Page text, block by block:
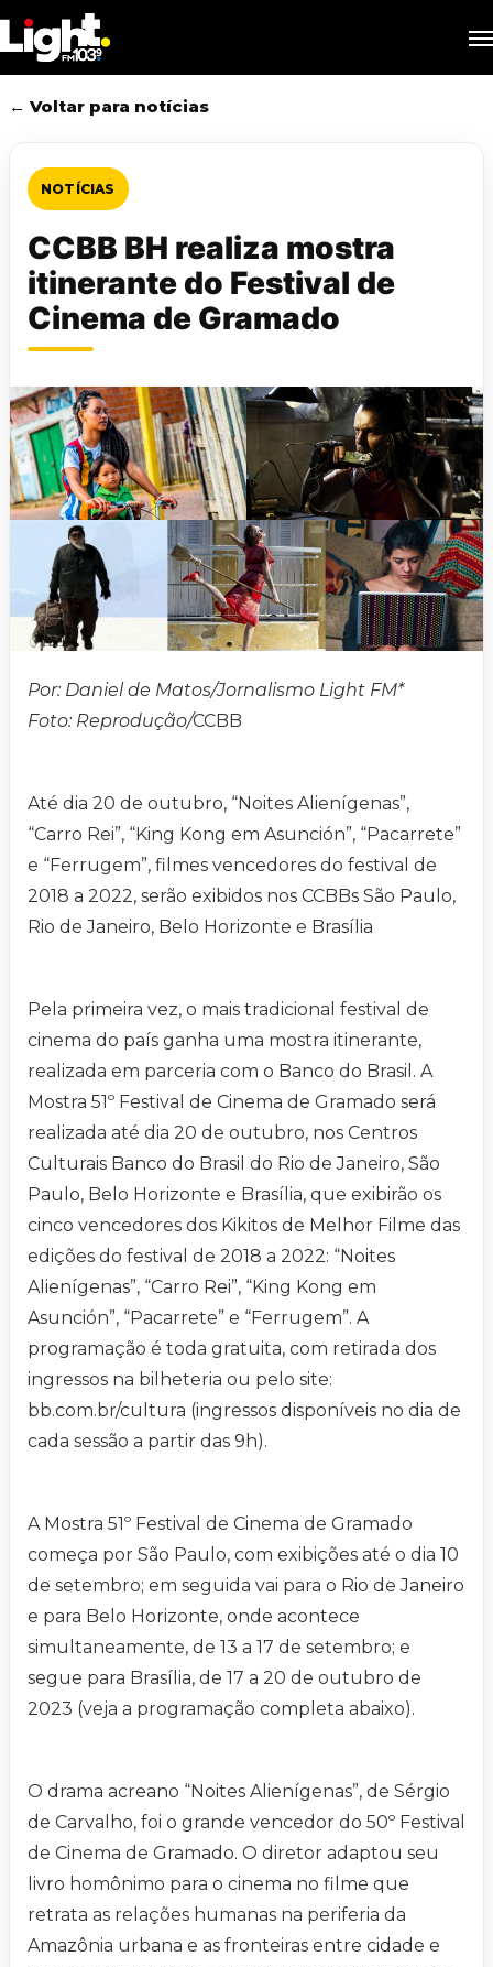
to
main
content
← Voltar para notícias
NOTÍCIAS
CCBB BH realiza mostra
itinerante do Festival de
Cinema de Gramado
Por: Daniel de Matos/Jornalismo Light FM*
Foto: Reprodução/CCBB
Até dia 20 de outubro, “Noites Alienígenas”,
“Carro Rei”, “King Kong em Asunción”, “Pacarrete”
e “Ferrugem”, filmes vencedores do festival de
2018 a 2022, serão exibidos nos CCBBs São Paulo,
Rio de Janeiro, Belo Horizonte e Brasília
Pela primeira vez, o mais tradicional festival de
cinema do país ganha uma mostra itinerante,
realizada em parceria com o Banco do Brasil. A
Mostra 51º Festival de Cinema de Gramado será
realizada até dia 20 de outubro, nos Centros
Culturais Banco do Brasil do Rio de Janeiro, São
Paulo, Belo Horizonte e Brasília, que exibirão os
cinco vencedores dos Kikitos de Melhor Filme das
edições do festival de 2018 a 2022: “Noites
Alienígenas”, “Carro Rei”, “King Kong em
Asunción”, “Pacarrete” e “Ferrugem”. A
programação é toda gratuita, com retirada dos
ingressos na bilheteria ou pelo site:
bb.com.br/cultura (ingressos disponíveis no dia de
cada sessão a partir das 9h).
A Mostra 51º Festival de Cinema de Gramado
começa por São Paulo, com exibições até o dia 10
de setembro; em seguida vai para o Rio de Janeiro
e para Belo Horizonte, onde acontece
simultaneamente, de 13 a 17 de setembro; e
segue para Brasília, de 17 a 20 de outubro de
2023 (veja a programação completa abaixo).
O drama acreano “Noites Alienígenas”, de Sérgio
de Carvalho, foi o grande vencedor do 50º Festival
de Cinema de Gramado. O diretor adaptou seu
livro homônimo para o cinema no filme que
retrata as relações humanas na periferia da
Amazônia urbana e as fronteiras entre cidade e